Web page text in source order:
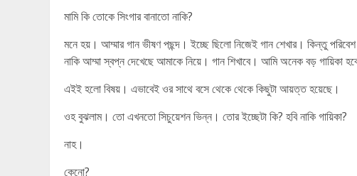
মামি কি তোকে সিংগার বানাতো নাকি?
মনে হয়। আম্মার গান ভীষণ পছন্দ। ইচ্ছে ছিলো নিজেই গান শেখার। কিন্তু
নাকি আম্মা স্বপ্ন দেখেছে আমাকে নিয়ে। গান শিখাবে। আমি অনেক বড় গায়িকা
এইই হলো বিষয়। এভাবেই ওর সাথে বসে থেকে থেকে কিছুটা আয়ত্ত হয়েছে।
ওহ বুঝলাম। তো এখনতো সিচুয়েশন ভিন্ন। তোর ইচ্ছেটা কি? হবি নাকি গায়িকা?
নাহ।
কেনো?